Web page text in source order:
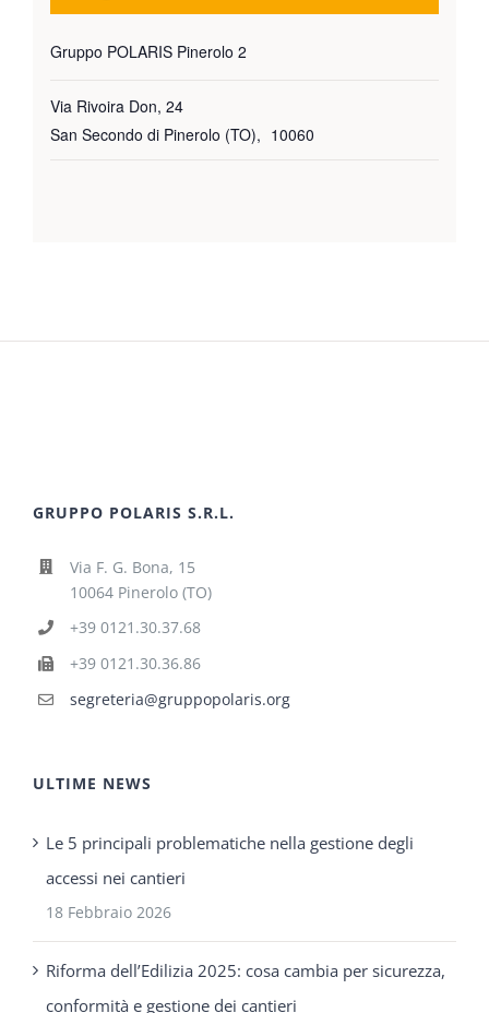
Gruppo POLARIS Pinerolo 2
Via Rivoira Don, 24
San Secondo di Pinerolo (TO), 10060
GRUPPO POLARIS S.R.L.
Via F. G. Bona, 15
10064 Pinerolo (TO)
+39 0121.30.37.68
+39 0121.30.36.86
segreteria@gruppopolaris.org
ULTIME NEWS
Le 5 principali problematiche nella gestione degli
accessi nei cantieri
18 Febbraio 2026
Riforma dell’Edilizia 2025: cosa cambia per sicurezza,
conformità e gestione dei cantieri